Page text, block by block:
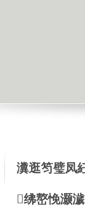
瀵逛笉璧凤
绋嶅悗灏